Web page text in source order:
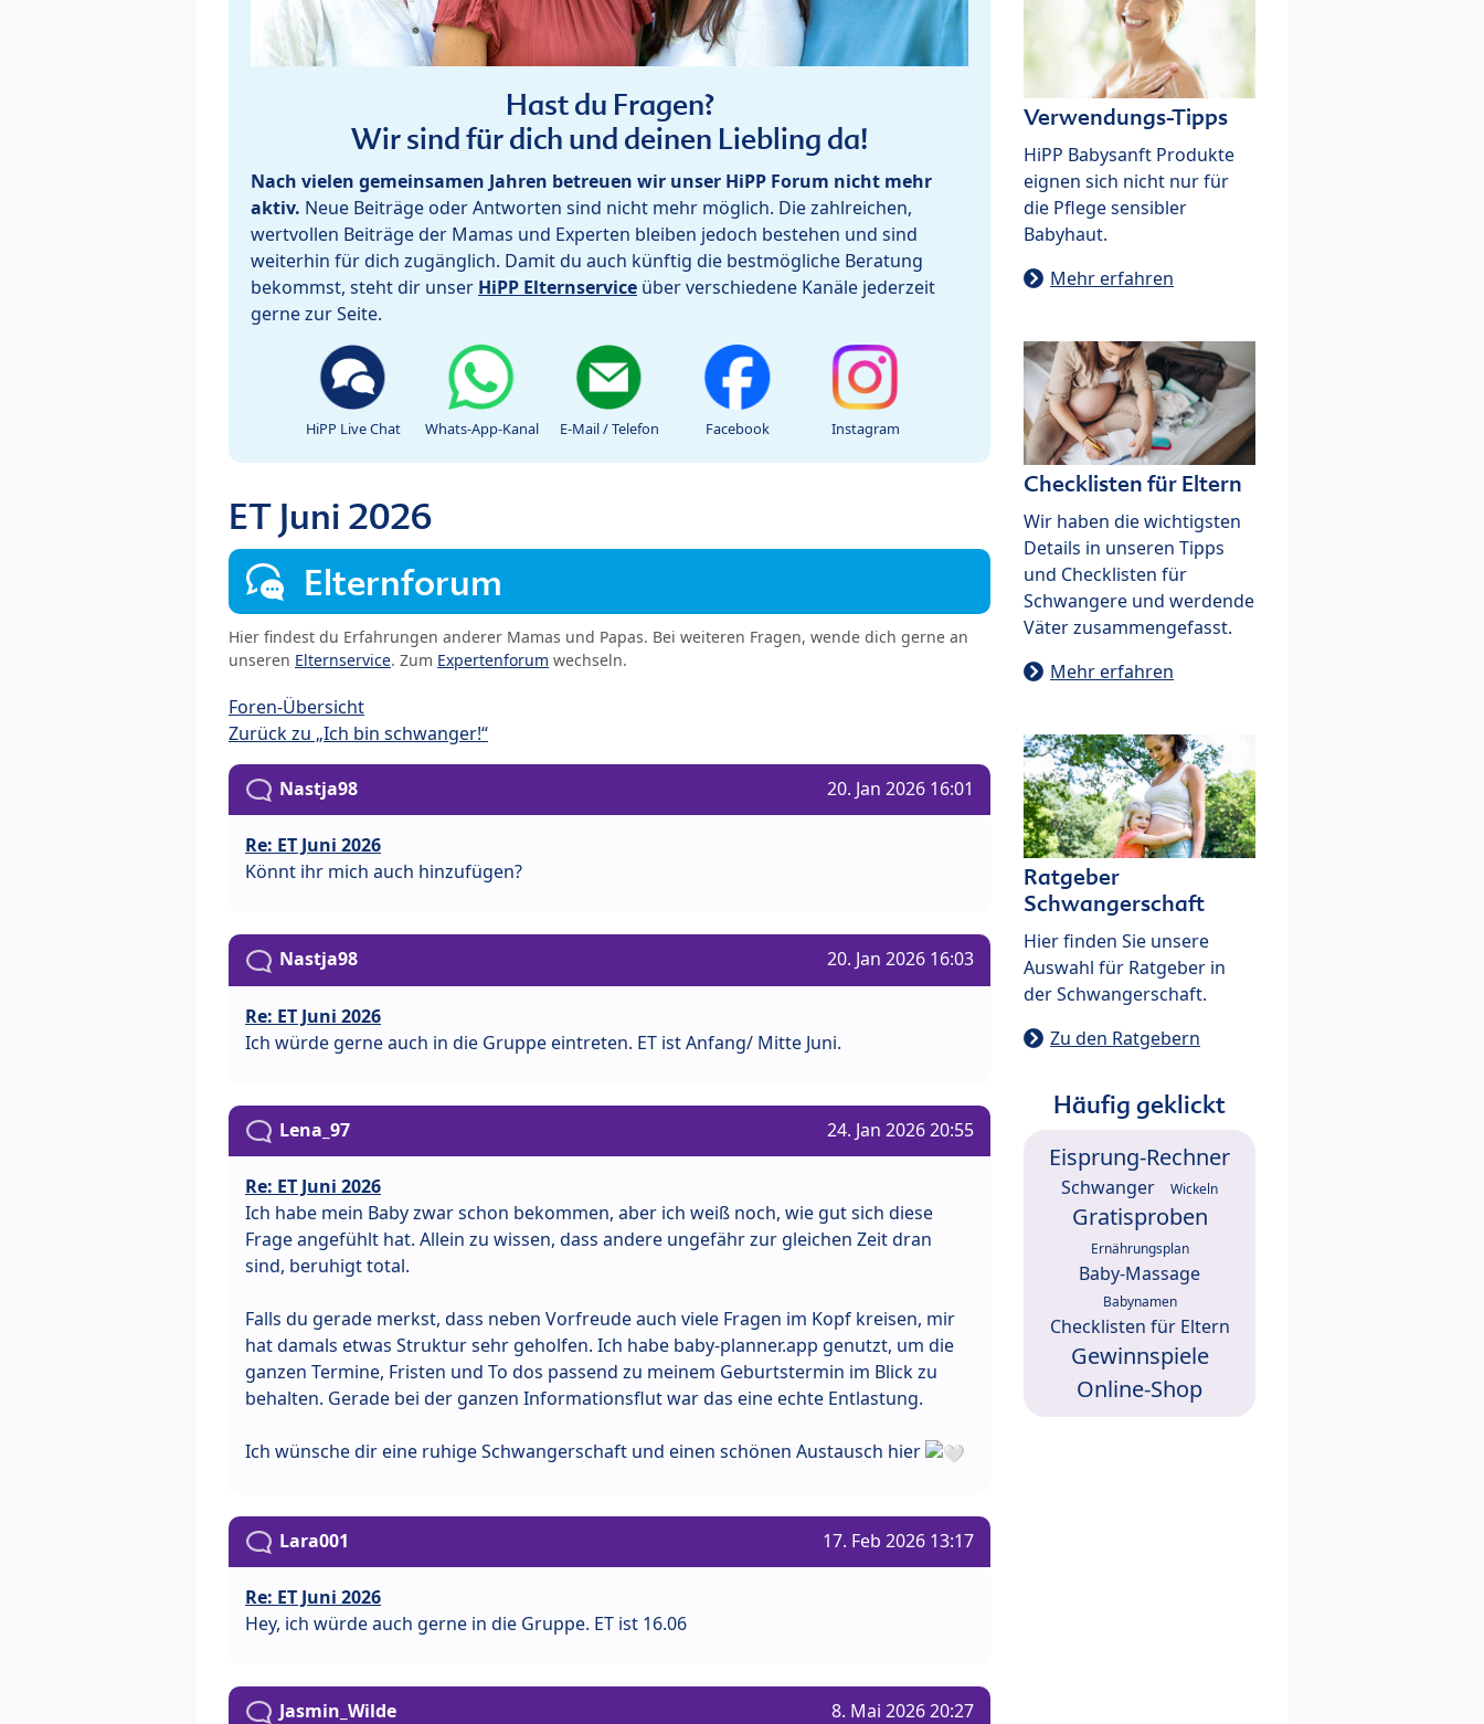
Hast du Fragen?
Wir sind für dich und deinen Liebling da!
Nach vielen gemeinsamen Jahren betreuen wir unser HiPP Forum nicht mehr
aktiv. Neue Beiträge oder Antworten sind nicht mehr möglich. Die zahlreichen,
wertvollen Beiträge der Mamas und Experten bleiben jedoch bestehen und sind
weiterhin für dich zugänglich. Damit du auch künftig die bestmögliche Beratung
bekommst, steht dir unser HiPP Elternservice über verschiedene Kanäle jederzeit
gerne zur Seite.
HiPP Live Chat Whats-App-Kanal E-Mail / Telefon Facebook Instagram
ET Juni 2026
Elternforum
Hier findest du Erfahrungen anderer Mamas und Papas. Bei weiteren Fragen, wende dich gerne an
unseren Elternservice. Zum Expertenforum wechseln.
Foren-Übersicht
Zurück zu „Ich bin schwanger!“
Nastja98 20. Jan 2026 16:01
Re: ET Juni 2026
Könnt ihr mich auch hinzufügen?
Nastja98 20. Jan 2026 16:03
Re: ET Juni 2026
Ich würde gerne auch in die Gruppe eintreten. ET ist Anfang/ Mitte Juni.
Lena_97 24. Jan 2026 20:55
Re: ET Juni 2026
Ich habe mein Baby zwar schon bekommen, aber ich weiß noch, wie gut sich diese
Frage angefühlt hat. Allein zu wissen, dass andere ungefähr zur gleichen Zeit dran
sind, beruhigt total.
Falls du gerade merkst, dass neben Vorfreude auch viele Fragen im Kopf kreisen, mir
hat damals etwas Struktur sehr geholfen. Ich habe baby-planner.app genutzt, um die
ganzen Termine, Fristen und To dos passend zu meinem Geburtstermin im Blick zu
behalten. Gerade bei der ganzen Informationsflut war das eine echte Entlastung.
Ich wünsche dir eine ruhige Schwangerschaft und einen schönen Austausch hier
Lara001 17. Feb 2026 13:17
Re: ET Juni 2026
Hey, ich würde auch gerne in die Gruppe. ET ist 16.06
Jasmin_Wilde 8. Mai 2026 20:27
Verwendungs-Tipps
HiPP Babysanft Produkte
eignen sich nicht nur für
die Pflege sensibler
Babyhaut.
Mehr erfahren
Checklisten für Eltern
Wir haben die wichtigsten
Details in unseren Tipps
und Checklisten für
Schwangere und werdende
Väter zusammengefasst.
Mehr erfahren
Ratgeber
Schwangerschaft
Hier finden Sie unsere
Auswahl für Ratgeber in
der Schwangerschaft.
Zu den Ratgebern
Häufig geklickt
Eisprung-Rechner
Schwanger Wickeln
Gratisproben
Ernährungsplan
Baby-Massage
Babynamen
Checklisten für Eltern
Gewinnspiele
Online-Shop